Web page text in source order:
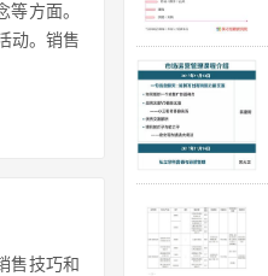
方面。
动。销售
售技巧和